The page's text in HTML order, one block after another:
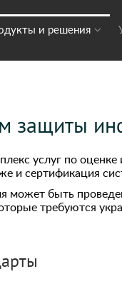
и решения
защиты
услуг по
и сертификация
может быть
требуются